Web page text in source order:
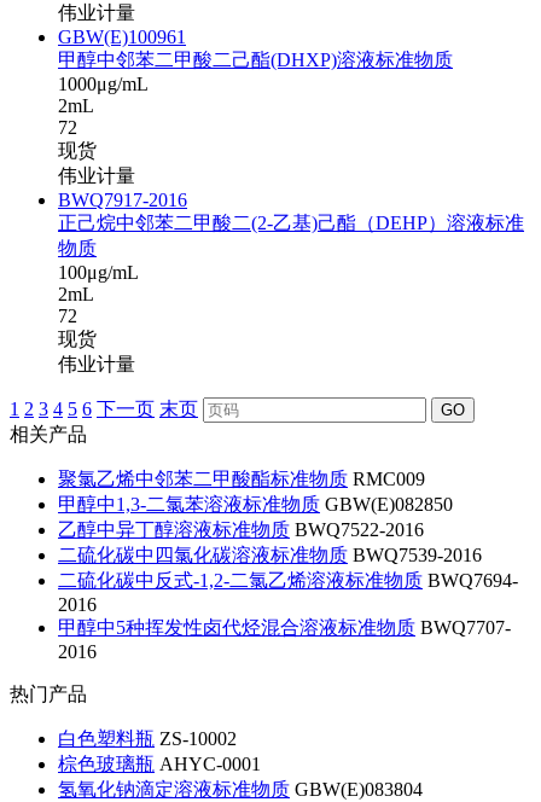
伟业计量
GBW(E)100961
甲醇中邻苯二甲酸二己酯(DHXP)溶液标准物质
1000μg/mL
2mL
72
现货
伟业计量
BWQ7917-2016
正己烷中邻苯二甲酸二(2-乙基)己酯（DEHP）溶液标准
物质
100μg/mL
2mL
72
现货
伟业计量
1 2 3 4 5 6 下一页 末页 GO
相关产品
聚氯乙烯中邻苯二甲酸酯标准物质 RMC009
甲醇中1,3-二氯苯溶液标准物质 GBW(E)082850
乙醇中异丁醇溶液标准物质 BWQ7522-2016
二硫化碳中四氯化碳溶液标准物质 BWQ7539-2016
二硫化碳中反式-1,2-二氯乙烯溶液标准物质 BWQ7694-
2016
甲醇中5种挥发性卤代烃混合溶液标准物质 BWQ7707-
2016
热门产品
白色塑料瓶 ZS-10002
棕色玻璃瓶 AHYC-0001
氢氧化钠滴定溶液标准物质 GBW(E)083804